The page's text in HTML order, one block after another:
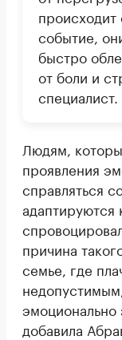
событие,
быстро
от боли и
специалист.
Людям,
проявления
справляться
адаптируются
причина
семье, где
эмоционально
добавила